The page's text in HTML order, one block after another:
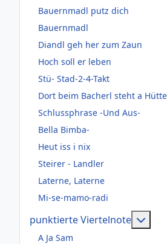
Bauernmadl putz dich
Bauernmadl
Diandl geh her zum Zaun
Hoch soll er leben
Stü- Stad-2-4-Takt
Dort beim Bacherl steht a
Schlussphrase -Und Aus-
Bella Bimba-
Heut iss i nix
Steirer - Landler
Laterne, Laterne
Mi-se-mamo-radi
punktierte Viertelnote
A Ja Sam